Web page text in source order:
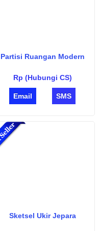
Partisi Ruangan Modern
Rp (Hubungi CS)
Email SMS
Sketsel Ukir Jepara